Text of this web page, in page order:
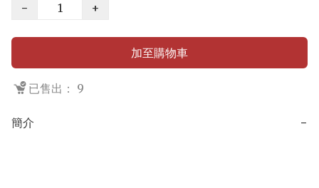
−
+
加至購物車
已售出： 9
簡介 −